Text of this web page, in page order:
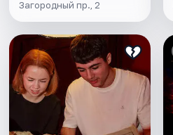
Загородный пр., 2